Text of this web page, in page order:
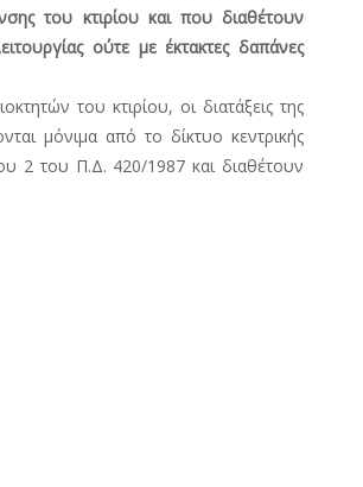
του κτιρίου και που διαθέτουν
ούτε με έκτακτες δαπάνες
του κτιρίου, οι διατάξεις της
μόνιμα από το δίκτυο κεντρικής
2 του Π.Δ. 420/1987 και διαθέτουν